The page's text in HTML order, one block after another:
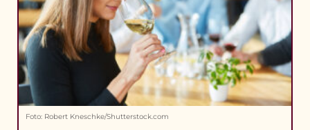
Foto: Robert Kneschke/Shutterstock.com